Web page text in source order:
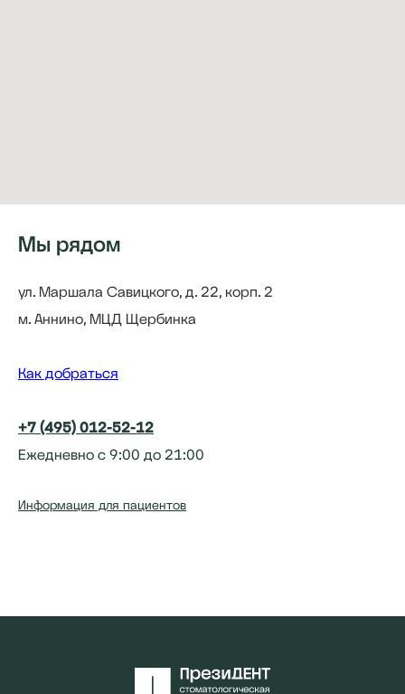
Мы рядом
ул. Маршала Савицкого, д. 22, корп. 2
м. Аннино, МЦД Щербинка
Как добраться
+7 (495) 012-52-12
Ежедневно с 9:00 до 21:00
Информация для пациентов